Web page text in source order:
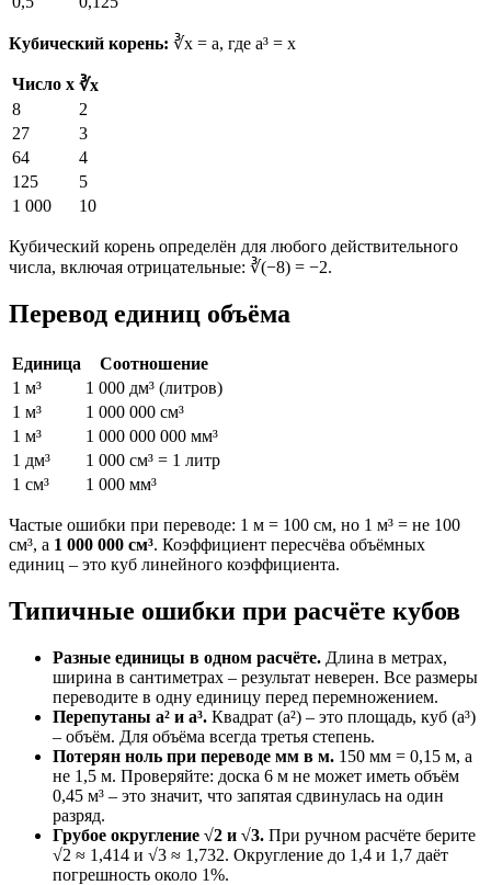
Кубический корень: ∛x = a, где a³ = x
Число x ∛x
8
2
27
3
64
4
125
5
1 000
10
Кубический корень определён для любого действительного
числа, включая отрицательные: ∛(−8) = −2.
Перевод единиц объёма
Единица
Соотношение
1 м³
1 000 дм³ (литров)
1 м³
1 000 000 см³
1 м³
1 000 000 000 мм³
1 дм³
1 000 см³ = 1 литр
1 см³
1 000 мм³
Частые ошибки при переводе: 1 м = 100 см, но 1 м³ = не 100
см³, а 1 000 000 см³. Коэффициент пересчёва объёмных
единиц – это куб линейного коэффициента.
Типичные ошибки при расчёте кубов
Разные единицы в одном расчёте. Длина в метрах,
ширина в сантиметрах – результат неверен. Все размеры
переводите в одну единицу перед перемножением.
Перепутаны a² и a³. Квадрат (a²) – это площадь, куб (a³)
– объём. Для объёма всегда третья степень.
Потерян ноль при переводе мм в м. 150 мм = 0,15 м, а
не 1,5 м. Проверяйте: доска 6 м не может иметь объём
0,45 м³ – это значит, что запятая сдвинулась на один
разряд.
Грубое округление √2 и √3. При ручном расчёте берите
√2 ≈ 1,414 и √3 ≈ 1,732. Округление до 1,4 и 1,7 даёт
погрешность около 1%.